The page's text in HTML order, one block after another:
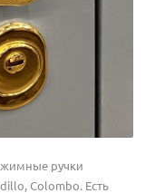
ручки
Colombo. Есть